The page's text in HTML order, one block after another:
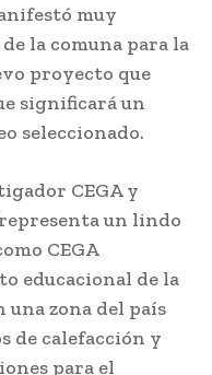
muy
la comuna para la
proyecto que
significará un
seleccionado.
CEGA y
un lindo
CEGA
educacional de la
una zona del país
de calefacción y
para el